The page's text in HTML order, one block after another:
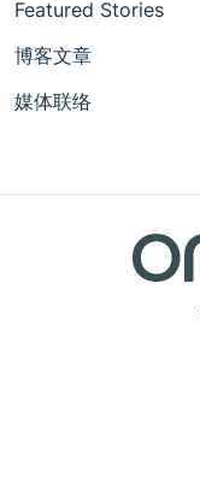
Featured Stories
博客文章
媒体联络